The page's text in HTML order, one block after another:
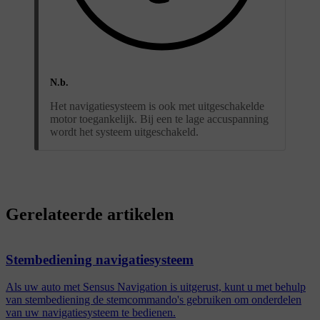
N.b.
Het navigatiesysteem is ook met uitgeschakelde
motor toegankelijk. Bij een te lage accuspanning
wordt het systeem uitgeschakeld.
Gerelateerde artikelen
Stembediening navigatiesysteem
Als uw auto met Sensus Navigation is uitgerust, kunt u met behulp
van stembediening de stemcommando's gebruiken om onderdelen
van uw navigatiesysteem te bedienen.